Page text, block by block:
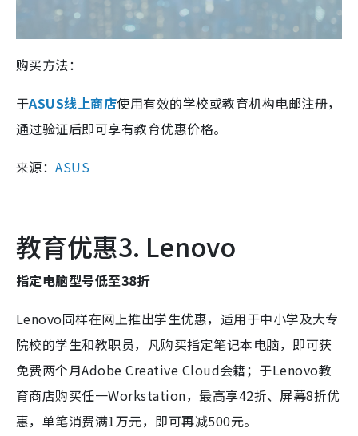
购买方法：
于ASUS线上商店使用有效的学校或教育机构电邮注册，
通过验证后即可享有教育优惠价格。
来源：ASUS
教育优惠3. Lenovo
指定电脑型号低至38折
Lenovo同样在网上推出学生优惠，适用于中小学及大专
院校的学生和教职员，凡购买指定笔记本电脑，即可获
免费两个月Adobe Creative Cloud会籍；于Lenovo教
育商店购买任一Workstation，最高享42折、屏幕8折优
惠，单笔消费满1万元，即可再减500元。